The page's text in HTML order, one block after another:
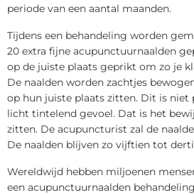
periode van een aantal maanden.
Tijdens een behandeling worden
20 extra fijne acupunctuurnaalden
op de juiste plaats geprikt om zo je
De naalden worden zachtjes
op hun juiste plaats zitten. Dit is niet
licht tintelend gevoel. Dat is het
zitten. De acupuncturist zal de
De naalden blijven zo vijftien tot
Wereldwijd hebben miljoenen
een acupunctuurnaalden